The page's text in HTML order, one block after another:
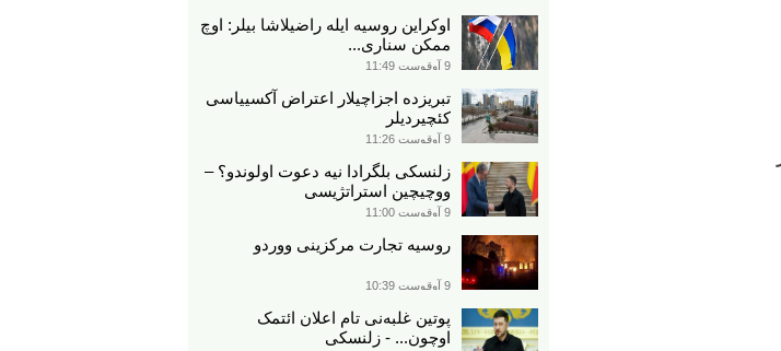
اوکراین روسیه ایله راضیلاشا بیلر: اوچ
ممکن سناری...
9 آوقوست 11:49
تبریزده اجزاچیلار اعتراض آکسییاسی
کئچیردیلر
9 آوقوست 11:26
زلنسکی بلگرادا نیه دعوت اولوندو؟ –
ووچیچین استراتژیسی
9 آوقوست 11:00
روسیه تجارت مرکزینی ووردو
9 آوقوست 10:39
پوتین غلبه‌نی تام اعلان ائتمک
اوچون... - زلنسکی